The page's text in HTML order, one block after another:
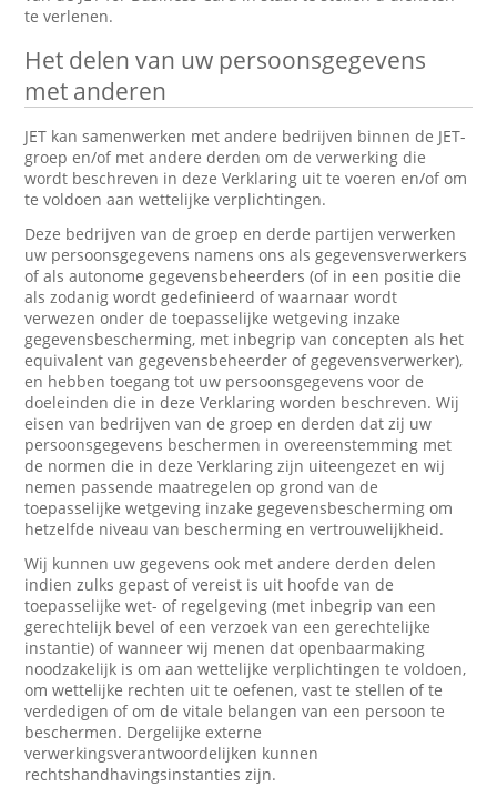
te verlenen.
Het delen van uw persoonsgegevens
met anderen
JET kan samenwerken met andere bedrijven binnen de JET-
groep en/of met andere derden om de verwerking die
wordt beschreven in deze Verklaring uit te voeren en/of om
te voldoen aan wettelijke verplichtingen.
Deze bedrijven van de groep en derde partijen verwerken
uw persoonsgegevens namens ons als gegevensverwerkers
of als autonome gegevensbeheerders (of in een positie die
als zodanig wordt gedefinieerd of waarnaar wordt
verwezen onder de toepasselijke wetgeving inzake
gegevensbescherming, met inbegrip van concepten als het
equivalent van gegevensbeheerder of gegevensverwerker),
en hebben toegang tot uw persoonsgegevens voor de
doeleinden die in deze Verklaring worden beschreven. Wij
eisen van bedrijven van de groep en derden dat zij uw
persoonsgegevens beschermen in overeenstemming met
de normen die in deze Verklaring zijn uiteengezet en wij
nemen passende maatregelen op grond van de
toepasselijke wetgeving inzake gegevensbescherming om
hetzelfde niveau van bescherming en vertrouwelijkheid.
Wij kunnen uw gegevens ook met andere derden delen
indien zulks gepast of vereist is uit hoofde van de
toepasselijke wet- of regelgeving (met inbegrip van een
gerechtelijk bevel of een verzoek van een gerechtelijke
instantie) of wanneer wij menen dat openbaarmaking
noodzakelijk is om aan wettelijke verplichtingen te voldoen,
om wettelijke rechten uit te oefenen, vast te stellen of te
verdedigen of om de vitale belangen van een persoon te
beschermen. Dergelijke externe
verwerkingsverantwoordelijken kunnen
rechtshandhavingsinstanties zijn.